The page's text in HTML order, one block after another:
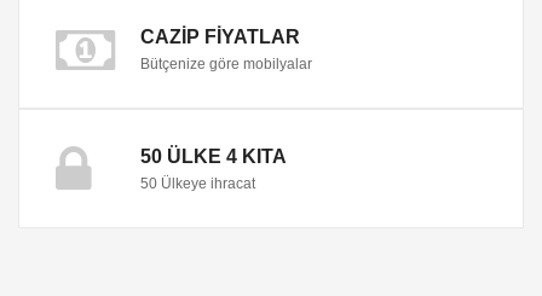
CAZIP FIYATLAR
Bütçenize göre mobilyalar
50 ÜLKE 4 KITA
50 Ülkeye ihracat